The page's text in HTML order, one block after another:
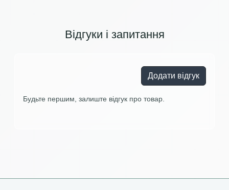
Відгуки і запитання
Додати відгук
Будьте першим, залиште відгук про товар.